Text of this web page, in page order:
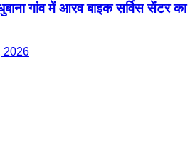
गांव में आरव बाइक सर्विस सेंटर का
2026